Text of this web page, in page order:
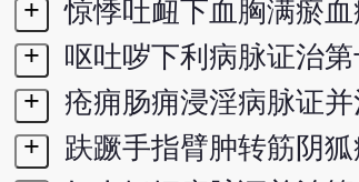
+
惊悸吐衄下血胸满瘀
+
呕吐哕下利病脉证治
+
疮痈肠痈浸淫病脉证
+
趺蹶手指臂肿转筋阴